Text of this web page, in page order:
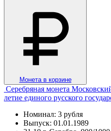
Монета в корзине
Серебряная монета
летие единого русского
Номинал: 3 рубля
Выпуск: 01.01.1989